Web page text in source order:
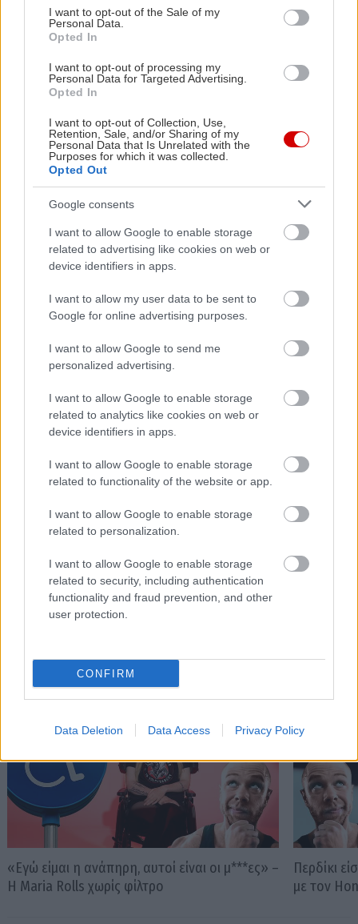
consent section.
I want to opt-out of the Sale of my
Personal Data.
Opted In
I want to opt-out of processing my
Personal Data for Targeted Advertising.
Opted In
I want to opt-out of Collection, Use,
Retention, Sale, and/or Sharing of my
Personal Data that Is Unrelated with the
Purposes for which it was collected.
Opted Out
Google consents
I want to allow Google to enable storage
related to advertising like cookies on web or
device identifiers in apps.
I want to allow my user data to be sent to
Google for online advertising purposes.
I want to allow Google to send me
personalized advertising.
I want to allow Google to enable storage
related to analytics like cookies on web or
device identifiers in apps.
I want to allow Google to enable storage
related to functionality of the website or app.
I want to allow Google to enable storage
related to personalization.
I want to allow Google to enable storage
related to security, including authentication
functionality and fraud prevention, and other
user protection.
CONFIRM
Data Deletion Data Access Privacy Policy
Διαβάστε επίσης
Πώς να μην έχεις νεύρα όταν οδηγείς
θα το
«Εγώ είμαι η ανάπηρη, αυτοί είναι οι μ***ες» –
Η Maria Rolls χωρίς φίλτρο
Περδίκι
με τον